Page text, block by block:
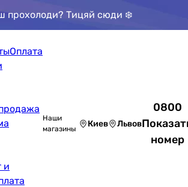
прохолоди? Тицяй сюди ❄️
Оплата
и
Наши
магазины
Киев Львов
0800
номер